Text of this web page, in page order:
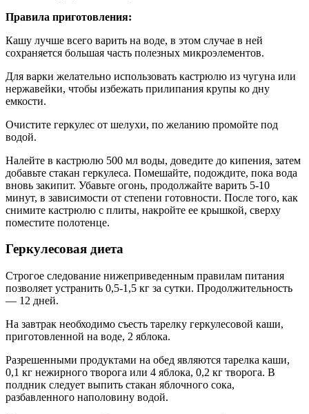
Правила приготовления:
Кашу лучше всего варить на воде, в этом случае в ней
сохраняется большая часть полезных микроэлементов.
Для варки желательно использовать кастрюлю из чугуна или
нержавейки, чтобы избежать прилипания крупы ко дну
емкости.
Очистите геркулес от шелухи, по желанию промойте под
водой.
Налейте в кастрюлю 500 мл воды, доведите до кипения, затем
добавьте стакан геркулеса. Помешайте, подождите, пока вода
вновь закипит. Убавьте огонь, продолжайте варить 5-10
минут, в зависимости от степени готовности. После того, как
снимите кастрюлю с плиты, накройте ее крышкой, сверху
поместите полотенце.
Геркулесовая диета
Строгое следование нижеприведенным правилам питания
позволяет устранить 0,5-1,5 кг за сутки. Продолжительность
— 12 дней.
На завтрак необходимо съесть тарелку геркулесовой каши,
приготовленной на воде, 2 яблока.
Разрешенными продуктами на обед являются тарелка каши,
0,1 кг нежирного творога или 4 яблока, 0,2 кг творога. В
полдник следует выпить стакан яблочного сока,
разбавленного наполовину водой.